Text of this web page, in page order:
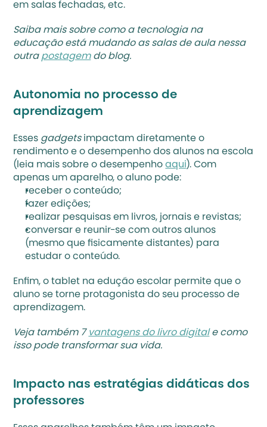
em salas fechadas, etc.
Saiba mais sobre como a tecnologia na
educação está mudando as salas de aula nessa
outra postagem do blog.
Autonomia no processo de
aprendizagem
Esses gadgets impactam diretamente o
rendimento e o desempenho dos alunos na escola
(leia mais sobre o desempenho aqui). Com
apenas um aparelho, o aluno pode:
receber o conteúdo;
fazer edições;
realizar pesquisas em livros, jornais e revistas;
conversar e reunir-se com outros alunos
(mesmo que fisicamente distantes) para
estudar o conteúdo.
Enfim, o tablet na edução escolar permite que o
aluno se torne protagonista do seu processo de
aprendizagem.
Veja também 7 vantagens do livro digital e como
isso pode transformar sua vida.
Impacto nas estratégias didáticas dos
professores